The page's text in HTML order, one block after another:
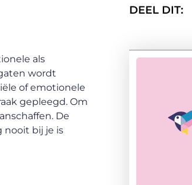
als
wordt
of emotionele
gepleegd. Om
De
nooit bij je is
DEEL DIT: